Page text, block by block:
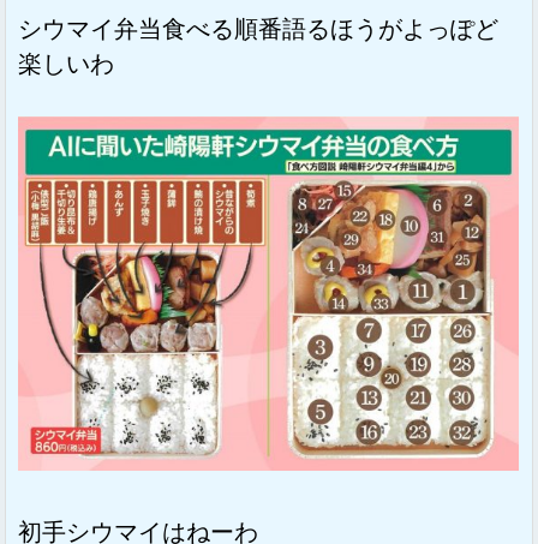
シウマイ弁当食べる順番語るほうがよっぽど
楽しいわ
初手シウマイはねーわ